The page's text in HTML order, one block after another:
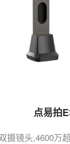
点易拍
摄镜头,4600万